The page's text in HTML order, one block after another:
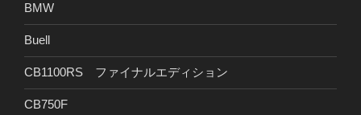
BMW
Buell
CB1100RS ファイナルエディション
CB750F